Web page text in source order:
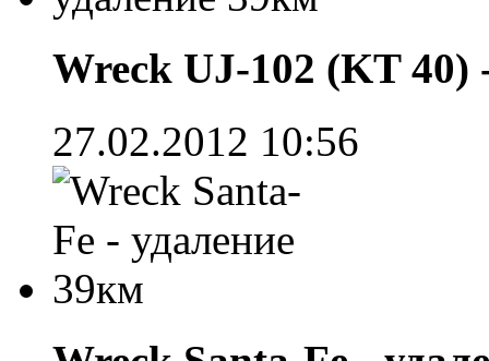
Wreck UJ-102 (KT 40)
27.02.2012 10:56